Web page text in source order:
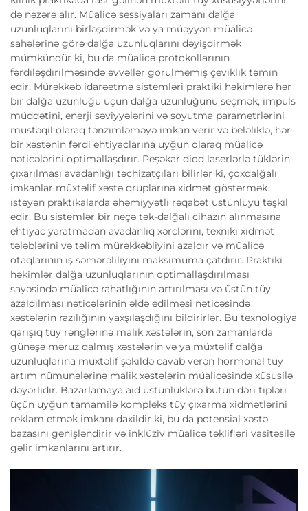
də nəzərə alır. Müalicə sessiyaları zamanı dalğa
uzunluqlarını birləşdirmək və ya müəyyən müalicə
sahələrinə görə dalğa uzunluqlarını dəyişdirmək
mümkündür ki, bu da müalicə protokollarının
fərdiləşdirilməsində əvvəllər görülmemiş çeviklik təmin
edir. Mürəkkəb idarəetmə sistemləri praktiki həkimlərə hər
bir dalğa uzunluğu üçün dalğa uzunluğunu seçmək, impuls
müddətini, enerji səviyyələrini və soyutma parametrlərini
müstəqil olaraq tənzimləməyə imkan verir və beləliklə, hər
bir xəstənin fərdi ehtiyaclarına uyğun olaraq müalicə
nəticələrini optimallaşdırır. Peşəkar diod laserlərlə tüklərin
çıxarılması avadanlığı təchizatçıları bilirlər ki, çoxdalğalı
imkanlar müxtəlif xəstə qruplarına xidmət göstərmək
istəyən praktikalarda əhəmiyyətli rəqabət üstünlüyü təşkil
edir. Bu sistemlər bir neçə tək-dalğalı cihazın alınmasına
ehtiyac yaratmadan avadanlıq xərclərini, texniki xidmət
tələblərini və təlim mürəkkəbliyini azaldır və müalicə
otaqlarının iş səmərəliliyini maksimuma çatdırır. Praktiki
həkimlər dalğa uzunluqlarının optimallaşdırılması
sayəsində müalicə rahatlığının artırılması və üstün tüy
azaldılması nəticələrinin əldə edilməsi nəticəsində
xəstələrin razılığının yaxşılaşdığını bildirirlər. Bu texnologiya
qarışıq tüy rənglərinə malik xəstələrin, son zamanlarda
günəşə məruz qalmış xəstələrin və ya müxtəlif dalğa
uzunluqlarına müxtəlif şəkildə cavab verən hormonal tüy
artım nümunələrinə malik xəstələrin müalicəsində xüsusilə
dəyərlidir. Bazarlamaya aid üstünlüklərə bütün dəri tipləri
üçün uyğun tamamilə kompleks tüy çıxarma xidmətlərini
reklam etmək imkanı daxildir ki, bu da potensial xəstə
bazasını genişləndirir və inklüziv müalicə təklifləri vasitəsilə
gəlir imkanlarını artırır.